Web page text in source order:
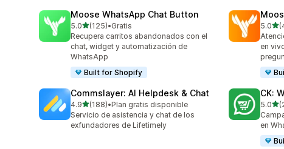
Moose WhatsApp Chat Button
5.0de 5 estrellas
(125)
125 reseñas en total
•Gratis
Recupera carritos abandonados con el
chat, widget y automatización de
WhatsApp
Built for Shopify
5.0de
451
en
Commslayer: AI Helpdesk & Chat
4.9de 5 estrellas
(188)
188 reseñas en total
•Plan gratis disponible
Servicio de asistencia y chat de los
exfundadores de Lifetimely
CK:
5.0de
275
en